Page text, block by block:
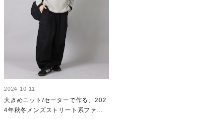
2024-10-11
大きめニット/セーターで作る、202
4年秋冬メンズストリート系ファッ